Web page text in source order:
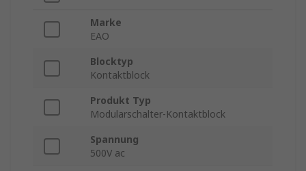
Marke
EAO
Blocktyp
Kontaktblock
Produkt Typ
Modularschalter-Kontaktblock
Spannung
500V ac